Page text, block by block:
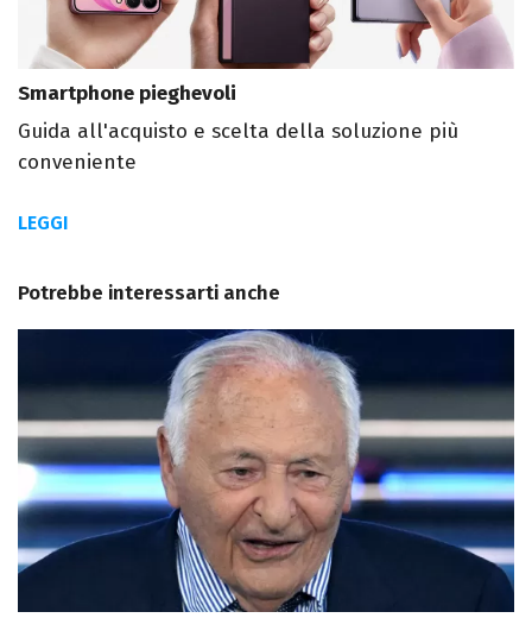
Smartphone pieghevoli
Guida all'acquisto e scelta della soluzione più
conveniente
LEGGI
Potrebbe interessarti anche